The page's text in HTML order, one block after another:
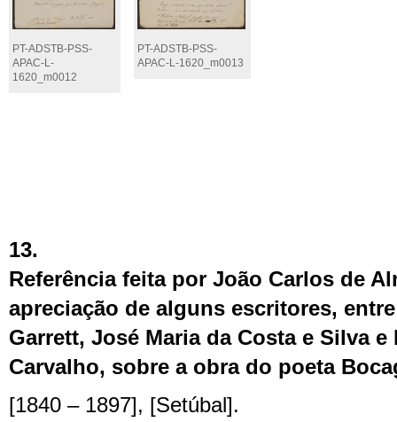
PT-ADSTB-PSS-
APAC-L-
1620_m0012
PT-ADSTB-PSS-
APAC-L-1620_m0013
13.
Referência feita por João Carlos de
apreciação de alguns escritores,
Garrett, José Maria da Costa e Silva
Carvalho, sobre a obra do poeta
[1840 – 1897], [Setúbal].